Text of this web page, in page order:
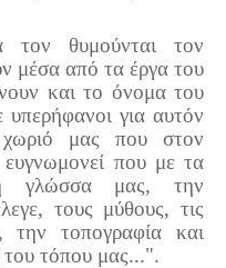
τον θυμούνται τον
μέσα από τα έργα του
και το όνομα του
για αυτόν
μας που στον
που με τα
γλώσσα μας, την
τους μύθους, τις
την τοπογραφία και
του τόπου μας...".